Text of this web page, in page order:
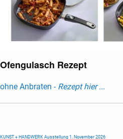
Ofengulasch Rezept
ohne Anbraten - Rezept hier ...
KUNST + HANDWERK Ausstellung 1. November 2026